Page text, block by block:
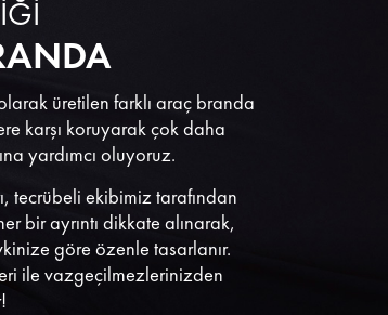
üretilen farklı araç branda
karşı koruyarak çok daha
yardımcı oluyoruz.
tecrübeli ekibimiz tarafından
bir ayrıntı dikkate alınarak,
göre özenle tasarlanır.
ile vazgeçilmezlerinizden